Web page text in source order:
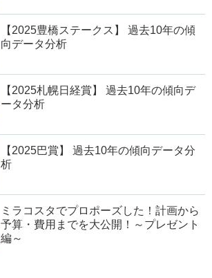
【2025豊橋ステークス】 過去10年の傾
向データ分析
【2025札幌日経賞】 過去10年の傾向デ
ータ分析
【2025巴賞】 過去10年の傾向データ分
析
ミラコスタでプロポーズした！計画から
予算・費用までを大公開！～プレゼント
編～